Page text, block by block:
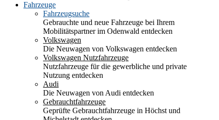
Fahrzeuge
Fahrzeugsuche
Gebrauchte und neue Fahrzeuge bei Ihrem
Mobilitätspartner im Odenwald entdecken
Volkswagen
Die Neuwagen von Volkswagen entdecken
Volkswagen Nutzfahrzeuge
Nutzfahrzeuge für die gewerbliche und private
Nutzung entdecken
Audi
Die Neuwagen von Audi entdecken
Gebrauchtfahrzeuge
Geprüfte Gebrauchtfahrzeuge in Höchst und